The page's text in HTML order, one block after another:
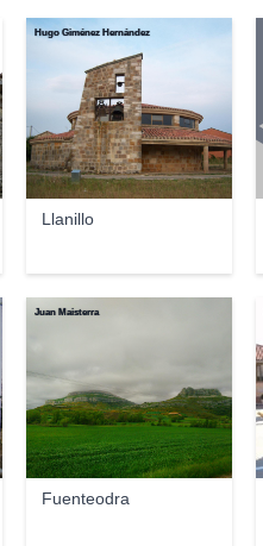
Llanillo
Hugo Giménez Hernández
Fuenteodra
Juan Maisterra